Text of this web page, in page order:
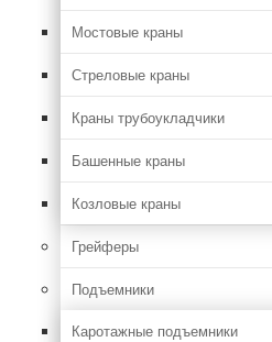
Мостовые краны
Стреловые краны
Краны трубоукладчики
Башенные краны
Козловые краны
Грейферы
Подъемники
Каротажные подъемники